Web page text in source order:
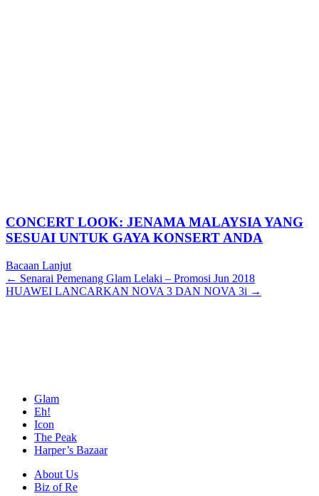
CONCERT LOOK: JENAMA MALAYSIA YANG
SESUAI UNTUK GAYA KONSERT ANDA
Bacaan Lanjut
Posts
navigation
← Senarai Pemenang Glam Lelaki – Promosi Jun 2018
HUAWEI LANCARKAN NOVA 3 DAN NOVA 3i →
Glam
Eh!
Icon
The Peak
Harper’s Bazaar
About Us
Biz of Re